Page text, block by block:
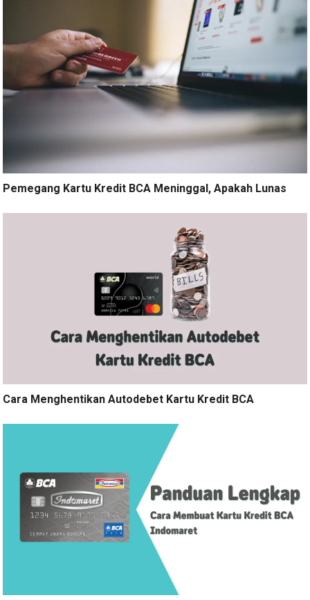
Pemegang Kartu Kredit BCA Meninggal, Apakah Lunas
Cara Menghentikan Autodebet Kartu Kredit BCA